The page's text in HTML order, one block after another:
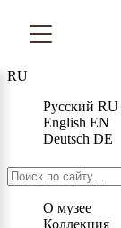
RU
Русский RU
English EN
Deutsch DE
О музее
Коллекция